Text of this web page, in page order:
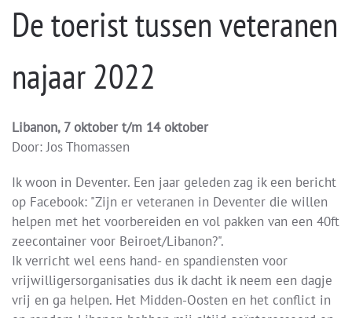
De toerist tussen veteranen
najaar 2022
Libanon, 7 oktober t/m 14 oktober
Door: Jos Thomassen
Ik woon in Deventer. Een jaar geleden zag ik een bericht
op Facebook: "Zijn er veteranen in Deventer die willen
helpen met het voorbereiden en vol pakken van een 40ft
zeecontainer voor Beiroet/Libanon?".
Ik verricht wel eens hand- en spandiensten voor
vrijwilligersorganisaties dus ik dacht ik neem een dagje
vrij en ga helpen. Het Midden-Oosten en het conflict in